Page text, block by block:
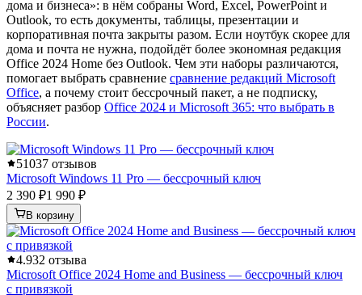
дома и бизнеса»: в нём собраны Word, Excel, PowerPoint и
Outlook, то есть документы, таблицы, презентации и
корпоративная почта закрыты разом. Если ноутбук скорее для
дома и почта не нужна, подойдёт более экономная редакция
Office 2024 Home без Outlook. Чем эти наборы различаются,
помогает выбрать сравнение сравнение редакций Microsoft
Office, а почему стоит бессрочный пакет, а не подписку,
объясняет разбор Office 2024 и Microsoft 365: что выбрать в
России.
51037 отзывов
Microsoft Windows 11 Pro — бессрочный ключ
2 390 ₽1 990 ₽
В корзину
4.932 отзыва
Microsoft Office 2024 Home and Business — бессрочный ключ
с привязкой